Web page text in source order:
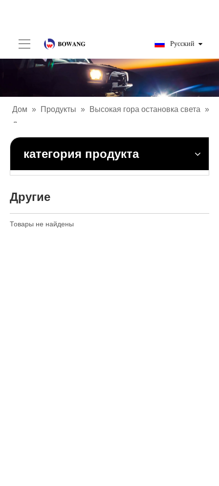
Pусский
Дом » Продукты » Высокая гора остановка света »
Другие
категория продукта
Другие
Товары не найдены